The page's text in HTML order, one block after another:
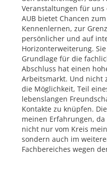
Veranstaltungen für
AUB bietet Chancen
Kennenlernen, zur
persönlicher und auf
Horizonterweiterung.
Grundlage für die
Abschluss hat einen
Arbeitsmarkt. Und nicht
die Möglichkeit, Teil
lebenslangen
Kontakte zu knüpfen.
meinen Erfahrungen,
nicht nur vom Kreis
sondern auch im
Fachbereiches wegen